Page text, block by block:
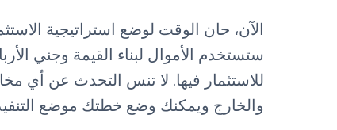
الآن، حان الوقت لوضع استراتيجية
ستستخدم الأموال لبناء القيمة وجني
للاستثمار فيها. لا تنس التحدث عن أي
والخارج ويمكنك وضع خطتك موضع